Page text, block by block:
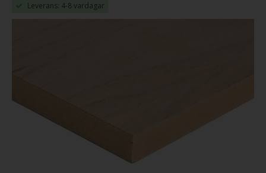
Leverans: 4-8 vardagar